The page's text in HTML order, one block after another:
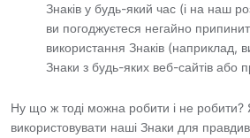
Знаків у будь-який час (і на наш
ви погоджуєтеся негайно
використання Знаків (наприклад,
Знаки з будь-яких веб-сайтів або
Ну що ж тоді можна робити і не
використовувати наші Знаки для